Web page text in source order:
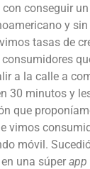
conseguir
y sin
tasas de
a la calle a
30 minutos y
que
vimos
móvil.
una súper app